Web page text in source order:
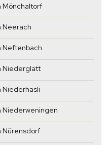
Mönchaltorf
Neerach
Neftenbach
Niederglatt
Niederhasli
Niederweningen
Nürensdorf